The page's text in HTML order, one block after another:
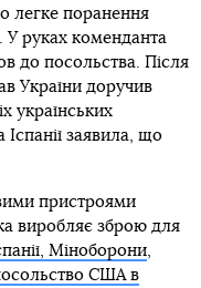
легке поранення
У руках коменданта
до посольства. Після
України доручив
українських
заявила, що
пристроями
виробляє зброю для
Міноборони,
США в